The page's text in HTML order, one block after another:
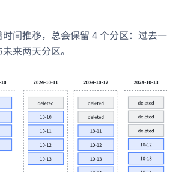
间推移，总会保留 4 个分区：过去一
来两天分区。